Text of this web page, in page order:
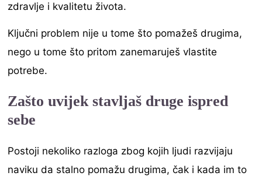
zdravlje i kvalitetu života.
Ključni problem nije u tome što pomažeš drugima,
nego u tome što pritom zanemaruješ vlastite
potrebe.
Zašto uvijek stavljaš druge ispred
sebe
Postoji nekoliko razloga zbog kojih ljudi razvijaju
naviku da stalno pomažu drugima, čak i kada im to